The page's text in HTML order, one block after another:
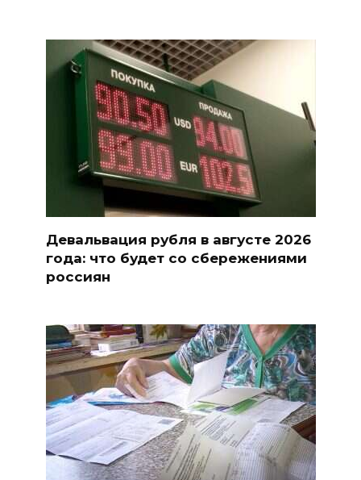
Девальвация рубля в августе 2026
года: что будет со сбережениями
россиян